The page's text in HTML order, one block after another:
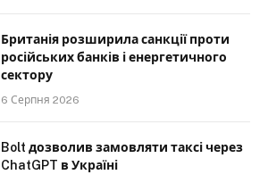
Британія розширила санкції проти
російських банків і енергетичного
сектору
6 Серпня 2026
Bolt дозволив замовляти таксі через
ChatGPT в Україні